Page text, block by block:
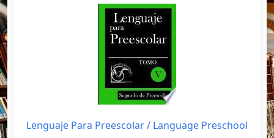
Lenguaje Para Preescolar / Language Preschool